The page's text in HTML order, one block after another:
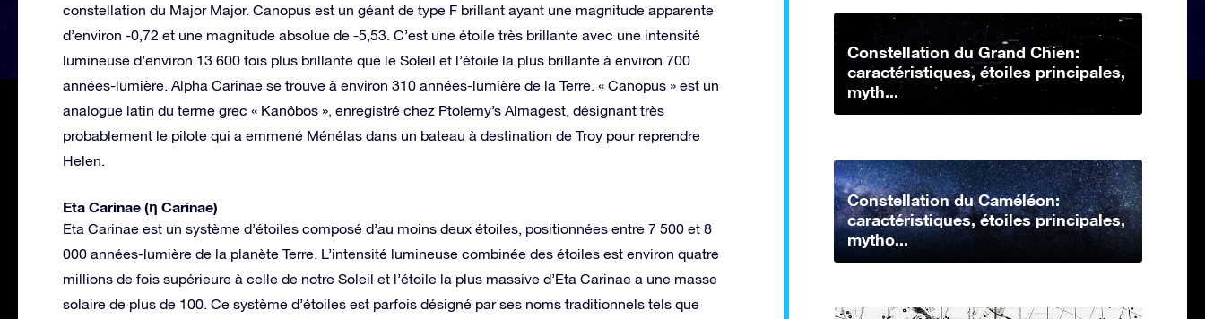
constellation du Major Major. Canopus est un géant de type F brillant ayant une magnitude apparente
d’environ -0,72 et une magnitude absolue de -5,53. C’est une étoile très brillante avec une intensité
lumineuse d’environ 13 600 fois plus brillante que le Soleil et l’étoile la plus brillante à environ 700
années-lumière. Alpha Carinae se trouve à environ 310 années-lumière de la Terre. « Canopus » est un
analogue latin du terme grec « Kanôbos », enregistré chez Ptolemy’s Almagest, désignant très
probablement le pilote qui a emmené Ménélas dans un bateau à destination de Troy pour reprendre
Helen.
Eta Carinae (η Carinae)
Eta Carinae est un système d’étoiles composé d’au moins deux étoiles, positionnées entre 7 500 et 8
000 années-lumière de la planète Terre. L’intensité lumineuse combinée des étoiles est environ quatre
millions de fois supérieure à celle de notre Soleil et l’étoile la plus massive d’Eta Carinae a une masse
solaire de plus de 100. Ce système d’étoiles est parfois désigné par ses noms traditionnels tels que
Constellation du Grand Chien:
caractéristiques, étoiles principales,
myth...
Constellation du Caméléon:
caractéristiques, étoiles principales,
mytho...